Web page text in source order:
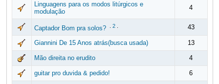
Linguagens para os modos litúrgicos e
modulação
4
Captador Bom pra solos? 2. 43
Giannini De 15 Anos atrás(busca usada) 13
Mão direita no erudito 4
guitar pro duvida & pedido! 6